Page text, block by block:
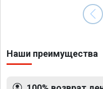
Наши преимущества